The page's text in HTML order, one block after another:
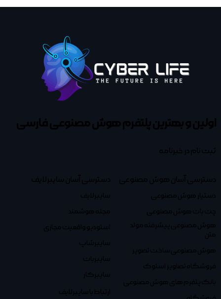
اولین و بهترین پلتفرمهوش مصنوعی فارسی
ثبت نام در خبرنامه
دسترسی آسان هوش مصنوعی
دستیار هوش مصنوعی
چت بات هوش مصنوعی
هوش مصنوعی پیشرفته مولد
متن
هوش مصنوعی ساخت تصویر
فروشگاه تصاویر استوک
بانک پتفرم های هوش مصنوعی
دسترسی آسان سایبرلایف
سایبرلایف
مجله هوشمند
استودیو واقعیت مجازی
سایبرشاپ
سایبربات
سایبرکار
ارتباط با سایبرلایف